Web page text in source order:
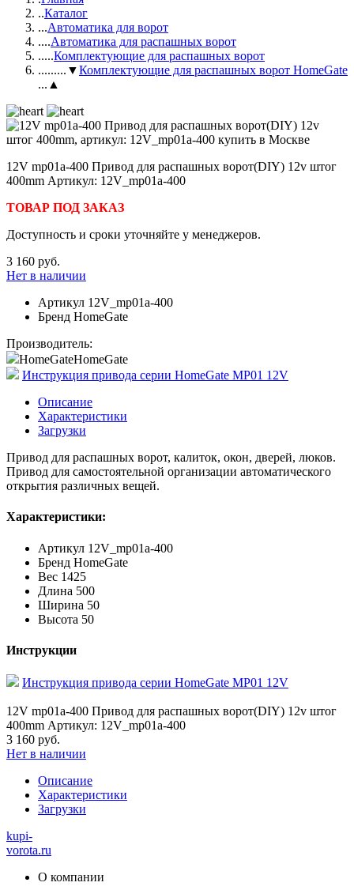
..Каталог
...Автоматика для ворот
....Автоматика для распашных ворот
.....Комплектующие для распашных ворот
.........▼Комплектующие для распашных ворот HomeGate
...▲
12V mp01a-400 Привод для распашных ворот(DIY) 12v штог
400mm Артикул: 12V_mp01a-400
ТОВАР ПОД ЗАКАЗ
Доступность и сроки уточняйте у менеджеров.
3 160 руб.
Нет в наличии
Артикул 12V_mp01a-400
Бренд HomeGate
Производитель:
HomeGateHomeGate
Инструкция привода серии HomeGate MP01 12V
Описание
Характеристики
Загрузки
Привод для распашных ворот, калиток, окон, дверей, люков.
Привод для самостоятельной организации автоматического
открытия различных вещей.
Характеристики:
Артикул 12V_mp01a-400
Бренд HomeGate
Вес 1425
Длина 500
Ширина 50
Высота 50
Инструкции
Инструкция привода серии HomeGate MP01 12V
12V mp01a-400 Привод для распашных ворот(DIY) 12v штог
400mm Артикул: 12V_mp01a-400
3 160 руб.
Нет в наличии
Описание
Характеристики
Загрузки
kupi-
vorota.ru
О компании